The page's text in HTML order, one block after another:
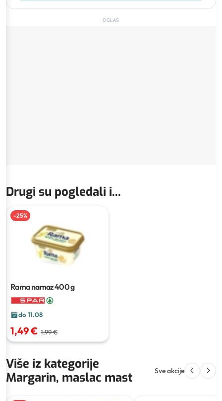
OGLAS
Drugi su pogledali i...
-25%
Rama namaz400 g
do 11.08
1,49 € 1,99 €
Više iz kategorije
Margarin, maslac mast
Sve akcije